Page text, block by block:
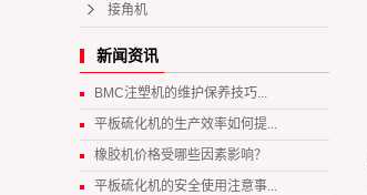
接角机
新闻资讯
BMC注塑机的维护保养技巧...
平板硫化机的生产效率如何提...
橡胶机价格受哪些因素影响？
平板硫化机的安全使用注意事...